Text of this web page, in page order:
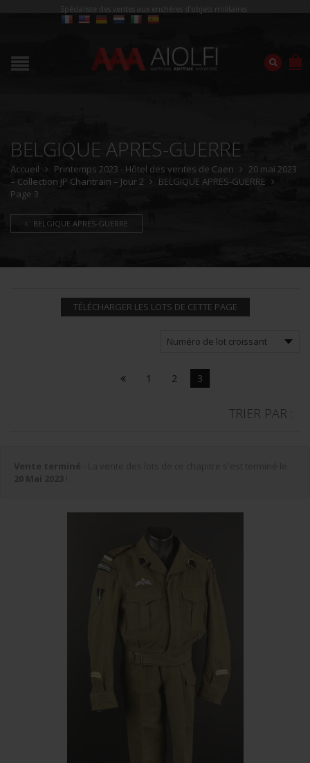
Spécialiste des ventes aux enchères d'objets militaires
BELGIQUE APRES-GUERRE
Accueil Printemps 2023 - Hôtel des ventes de Caen
20 mai 2023
– Collection JP Chantrain – Jour 2
BELGIQUE APRES-GUERRE
Page 3
BELGIQUE APRES-GUERRE
TÉLÉCHARGER LES LOTS DE CETTE PAGE
1 2 3
TRIER PAR :